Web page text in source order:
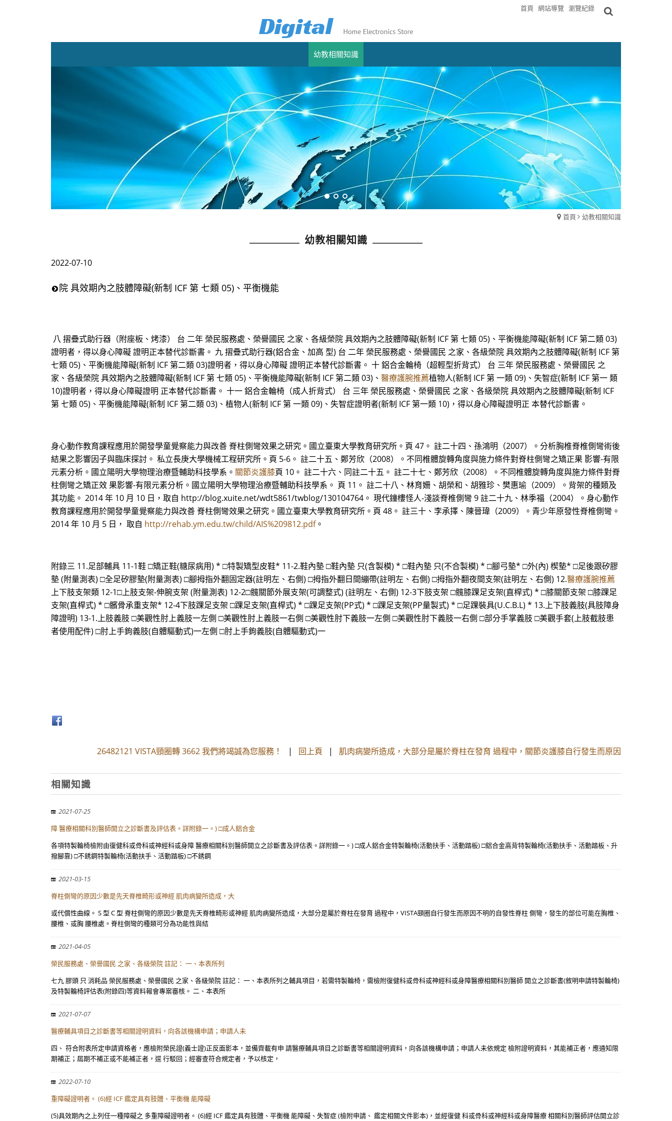
首頁 網站導覽 瀏覽紀錄
幼教相關知識
首頁 幼教相關知識
幼教相關知識
2022-07-10
院 具效期內之肢體障礙(新制 ICF 第 七類 05)、平衡機能
八 摺疊式助行器（附座板、烤漆） 台 二年 榮民服務處、榮譽國民 之家、各級榮院 具效期內之肢體障礙(新制 ICF 第 七類 05)、平衡機能障礙(新制 ICF 第二類 03)
證明者，得以身心障礙 證明正本替代診斷書。 九 摺疊式助行器(鋁合金、加高 型) 台 二年 榮民服務處、榮譽國民 之家、各級榮院 具效期內之肢體障礙(新制 ICF 第
七類 05)、平衡機能障礙(新制 ICF 第二類 03)證明者，得以身心障礙 證明正本替代診斷書。 十 鋁合金輪椅（超輕型折背式） 台 三年 榮民服務處、榮譽國民 之
家、各級榮院 具效期內之肢體障礙(新制 ICF 第 七類 05)、平衡機能障礙(新制 ICF 第二類 03)、 醫療護腕推薦植物人(新制 ICF 第 一類 09)、失智症(新制 ICF 第一 類
10)證明者，得以身心障礙證明 正本替代診斷書。 十一 鋁合金輪椅（成人折背式） 台 三年 榮民服務處、榮譽國民 之家、各級榮院 具效期內之肢體障礙(新制 ICF
第 七類 05)、平衡機能障礙(新制 ICF 第二類 03)、植物人(新制 ICF 第 一類 09)、失智症證明者(新制 ICF 第一類 10)，得以身心障礙證明正 本替代診斷書。
身心動作教育課程應用於開發學童覺察能力與改善 脊柱側彎效果之研究。國立臺東大學教育研究所。頁 47。 註二十四、孫鴻明（2007）。分析胸椎脊椎側彎術後
結果之影響因子與臨床探討。 私立長庚大學機械工程研究所。頁 5-6。 註二十五、鄭芳欣（2008）。不同椎體旋轉角度與施力條件對脊柱側彎之矯正果 影響-有限
元素分析。國立陽明大學物理治療暨輔助科技學系。 關節炎護膝頁 10。 註二十六、同註二十五。 註二十七、鄭芳欣（2008）。不同椎體旋轉角度與施力條件對脊
柱側彎之矯正效 果影響-有限元素分析。國立陽明大學物理治療暨輔助科技學系。 頁 11。 註二十八、林育姍、胡榮和、胡雅珍、樊惠瑜（2009）。背架的種類及
其功能。 2014 年 10 月 10 日，取自 http://blog.xuite.net/wdt5861/twblog/130104764。 現代鐘樓怪人-淺談脊椎側彎 9 註二十九、林季福（2004）。身心動作
教育課程應用於開發學童覺察能力與改善 脊柱側彎效果之研究。國立臺東大學教育研究所。頁 48。 註三十、李承擇、陳晉瑋（2009）。青少年原發性脊椎側彎。
2014 年 10 月 5 日， 取自 http://rehab.ym.edu.tw/child/AIS%209812.pdf。
附錄三 11.足部輔具 11-1鞋 □矯正鞋(糖尿病用) * □特製矯型皮鞋* 11-2.鞋內墊 □鞋內墊 只(含製模) * □鞋內墊 只(不合製模) * □腳弓墊* □外(內) 楔墊* □足後跟矽膠
墊 (附量測表) □全足矽膠墊(附量測表) □腳拇指外翻固定器(註明左、右側) □拇指外翻日間繃帶(註明左、右側) □拇指外翻夜間支架(註明左、右側) 12.醫療護腕推薦
上下肢支架類 12-1□上肢支架-伸腕支架 (附量測表) 12-2□髖關節外展支架(可調整式) (註明左、右側) 12-3下肢支架 □髖膝踝足支架(直桿式) * □膝關節支架 □膝踝足
支架(直桿式) * □髕骨承重支架* 12-4下肢踝足支架 □踝足支架(直桿式) * □踝足支架(PP式) * □踝足支架(PP量製式) * □足踝裝具(U.C.B.L) * 13.上下肢義肢(具肢障身
障證明) 13-1.上肢義肢 □美觀性肘上義肢一左側 □美觀性肘上義肢一右側 □美觀性肘下義肢一左側 □美觀性肘下義肢一右側 □部分手掌義肢 □美觀手套(上肢截肢患
者使用配件) □肘上手鉤義肢(自體驅動式)一左側 □肘上手鉤義肢(自體驅動式)一
26482121 VISTA頸圈轉 3662 我們將竭誠為您服務！ | 回上頁 | 肌肉病變所造成，大部分是屬於脊柱在發育 過程中，關節炎護膝自行發生而原因
相關知識
2021-07-25
障 醫療相關科別醫師開立之診斷書及評估表。詳附錄一。) □成人鋁合金
各項特製輪椅檢附由復健科或骨科或神經科或身障 醫療相關科別醫師開立之診斷書及評估表。詳附錄一。) □成人鋁合金特製輪椅(活動扶手、活動踏板) □鋁合金高背特製輪椅(活動扶手、活動踏板、升
撥腳靠) □不銹鋼特製輪椅(活動扶手、活動踏板) □不銹鋼
2021-03-15
脊柱側彎的原因少數是先天脊椎畸形或神經 肌肉病變所造成，大
或代償性曲線。 S 型 C 型 脊柱側彎的原因少數是先天脊椎畸形或神經 肌肉病變所造成，大部分是屬於脊柱在發育 過程中，VISTA頸圈自行發生而原因不明的自發性脊柱 側彎，發生的部位可能在胸椎、
腰椎、或胸 腰椎處。脊柱側彎的種類可分為功能性與結
2021-04-05
榮民服務處、榮譽國民 之家、各級榮院 註記： 一、本表所列
七九 膠頭 只 消耗品 榮民服務處、榮譽國民 之家、各級榮院 註記： 一、本表所列之輔具項目，若需特製輪椅，需檢附復健科或骨科或神經科或身障醫療相關科別醫師 開立之診斷書(敘明申請特製輪椅)
及特製輪椅評估表(附錄四)等資料報會專案審核。 二、本表所
2021-07-07
醫療輔具項目之診斷書等相關證明資料，向各該機構申請；申請人未
四、 符合附表所定申請資格者，應檢附榮民證(義士證)正反面影本，並備齊載有申 請醫療輔具項目之診斷書等相關證明資料，向各該機構申請；申請人未依規定 檢附證明資料，其能補正者，應通知限
期補正；屆期不補正或不能補正者，逕 行駁回；經審查符合規定者，予以核定，
2022-07-10
重障礙證明者。 (6)經 ICF 鑑定具有肢體、平衡機 能障礙
(5)具效期內之上列任一種障礙之 多重障礙證明者。 (6)經 ICF 鑑定具有肢體、平衡機 能障礙、失智症 (檢附申請、 鑑定相關文件影本)，並經復健 科或骨科或神經科或身障醫療 相關科別醫師評估開立診